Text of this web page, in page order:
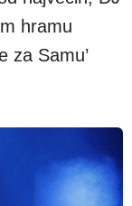
hramu
za Samu’